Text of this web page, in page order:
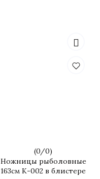
(0/0)
Ножницы рыболовные
163см К-002 в блистере